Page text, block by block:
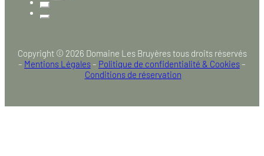
Copyright © 2026 Domaine Les Bruyères tous droits réservés
– Mentions Légales– Politique de confidentialité & Cookies–
Conditions de réservation